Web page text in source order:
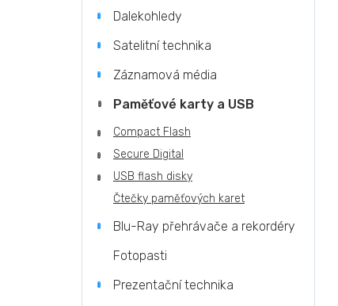
Dalekohledy
Satelitní technika
Záznamová média
Paměťové karty a USB
Compact Flash
Secure Digital
USB flash disky
Čtečky paměťových karet
Blu-Ray přehrávače a rekordéry
Fotopasti
Prezentační technika